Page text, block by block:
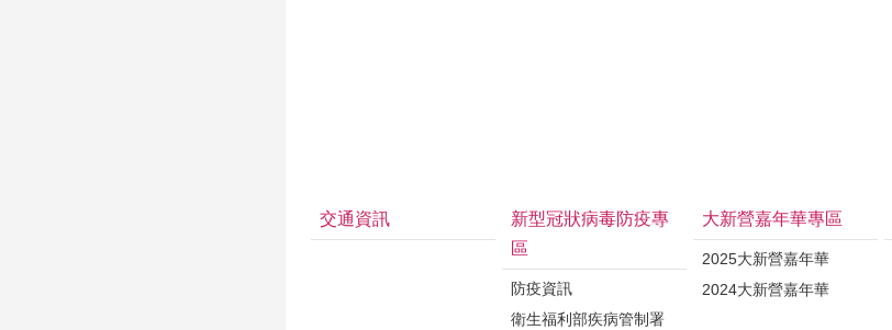
交通資訊
新型冠狀病毒防疫專
區
防疫資訊
衛生福利部疾病管制署
大新營嘉年華專區
2025大新營嘉年華
2024大新營嘉年華